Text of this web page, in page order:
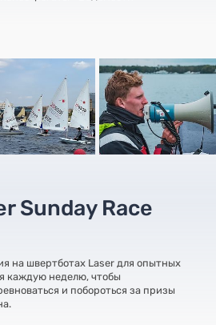
Sunday Race
на швертботах Laser для опытных
каждую неделю, чтобы
и побороться за призы